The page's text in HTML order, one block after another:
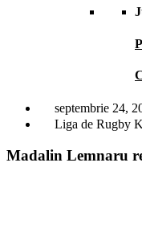
septembrie 24,
Liga de Rugby
Madalin Lemnaru